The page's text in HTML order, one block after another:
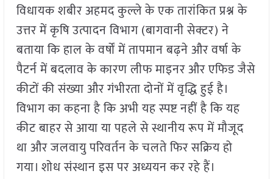
विधायक शबीर अहमद कुल्ले के एक तारांकित प्रश्न के
उत्तर में कृषि उत्पादन विभाग (बागवानी सेक्टर) ने
बताया कि हाल के वर्षों में तापमान बढ़ने और वर्षा के
पैटर्न में बदलाव के कारण लीफ माइनर और एफिड जैसे
कीटों की संख्या और गंभीरता दोनों में वृद्धि हुई है।
विभाग का कहना है कि अभी यह स्पष्ट नहीं है कि यह
कीट बाहर से आया या पहले से स्थानीय रूप में मौजूद
था और जलवायु परिवर्तन के चलते फिर सक्रिय हो
गया। शोध संस्थान इस पर अध्ययन कर रहे हैं।